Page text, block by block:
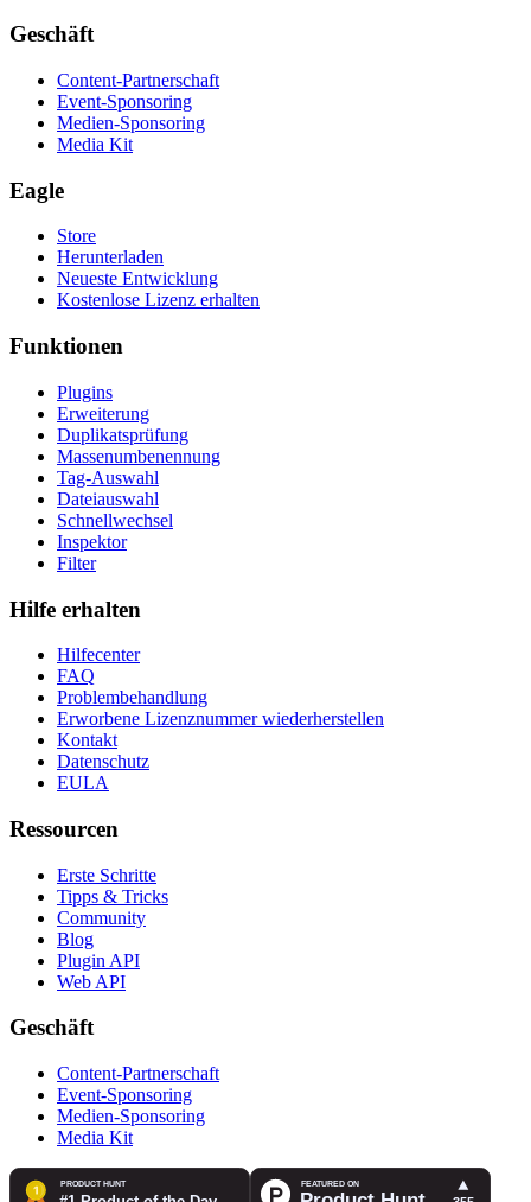
Geschäft
Content-Partnerschaft
Event-Sponsoring
Medien-Sponsoring
Media Kit
Eagle
Store
Herunterladen
Neueste Entwicklung
Kostenlose Lizenz erhalten
Funktionen
Plugins
Erweiterung
Duplikatsprüfung
Massenumbenennung
Tag-Auswahl
Dateiauswahl
Schnellwechsel
Inspektor
Filter
Hilfe erhalten
Hilfecenter
FAQ
Problembehandlung
Erworbene Lizenznummer wiederherstellen
Kontakt
Datenschutz
EULA
Ressourcen
Erste Schritte
Tipps & Tricks
Community
Blog
Plugin API
Web API
Geschäft
Content-Partnerschaft
Event-Sponsoring
Medien-Sponsoring
Media Kit